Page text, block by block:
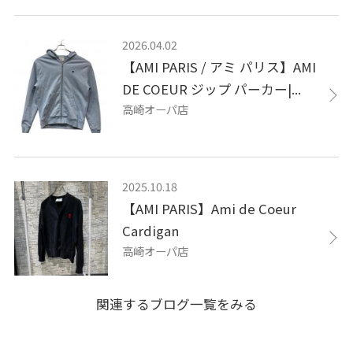
2026.04.02
【AMI PARIS / アミ パリス】AMI
DE COEUR ジップ パーカー|...
高崎オーパ店
2025.10.18
【AMI PARIS】Ami de Coeur
Cardigan
高崎オーパ店
関連するブログ一覧をみる